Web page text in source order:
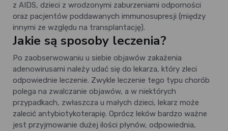
z AIDS, dzieci z wrodzonymi zaburzeniami odporności
oraz pacjentów poddawanych immunosupresji (między
innymi ze względu na transplantację).
Jakie są sposoby leczenia?
Po zaobserwowaniu u siebie objawów zakażenia
adenowirusami należy udać się do lekarza, który zleci
odpowiednie leczenie. Zwykle leczenie tego typu chorób
polega na zwalczanie objawów, a w niektórych
przypadkach, zwłaszcza u małych dzieci, lekarz może
zalecić antybiotykoterapię. Oprócz leków bardzo ważne
jest przyjmowanie dużej ilości płynów, odpowiednia,